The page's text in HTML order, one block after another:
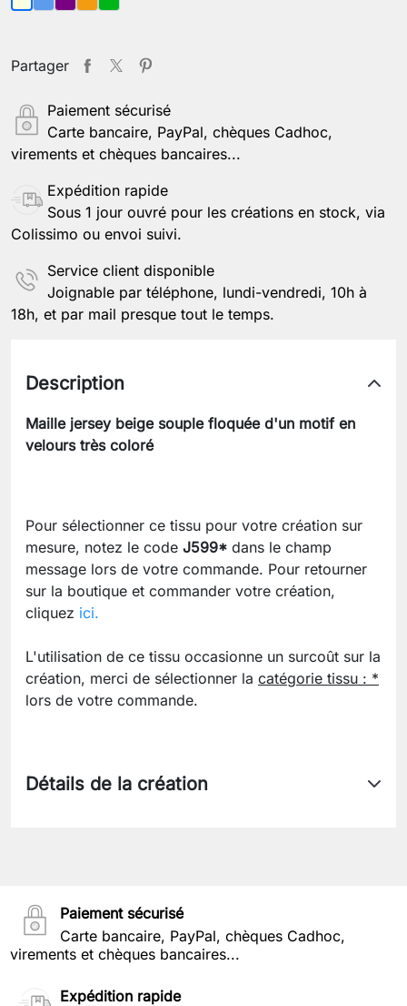
Partager
Paiement sécurisé
Carte bancaire, PayPal, chèques Cadhoc,
virements et chèques bancaires...
Expédition rapide
Sous 1 jour ouvré pour les créations en stock, via
Colissimo ou envoi suivi.
Service client disponible
Joignable par téléphone, lundi-vendredi, 10h à
18h, et par mail presque tout le temps.
Description
Maille jersey beige souple floquée d'un motif en
velours très coloré
Pour sélectionner ce tissu pour votre création sur
mesure, notez le code J599* dans le champ
message lors de votre commande. Pour retourner
sur la boutique et commander votre création,
cliquez ici.
L'utilisation de ce tissu occasionne un surcoût sur la
création, merci de sélectionner la catégorie tissu : *
lors de votre commande.
Détails de la création
Paiement sécurisé
Carte bancaire, PayPal, chèques Cadhoc,
virements et chèques bancaires...
Expédition rapide